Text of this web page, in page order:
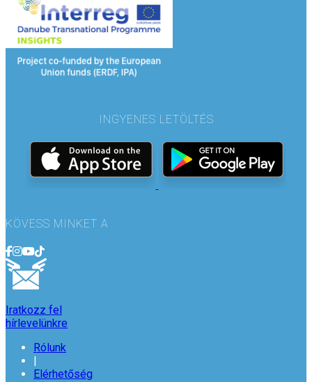
INGYENES LETÖLTÉS
KÖVESS MINKET A
Iratkozz fel
hírlevelünkre
Rólunk
Elérhetőség